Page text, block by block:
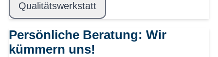
Qualitätswerkstatt
Persönliche Beratung: Wir
kümmern uns!